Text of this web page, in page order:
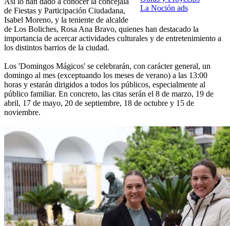
La Noción ads
de Fiestas y Participación Ciudadana,
Isabel Moreno, y la teniente de alcalde
de Los Boliches, Rosa Ana Bravo, quienes han destacado la
importancia de acercar actividades culturales y de entretenimiento a
los distintos barrios de la ciudad.
Los 'Domingos Mágicos' se celebrarán, con carácter general, un
domingo al mes (exceptuando los meses de verano) a las 13:00
horas y estarán dirigidos a todos los públicos, especialmente al
público familiar. En concreto, las citas serán el 8 de marzo, 19 de
abril, 17 de mayo, 20 de septiembre, 18 de octubre y 15 de
noviembre.